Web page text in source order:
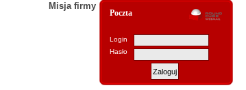
Misja firmy
Poczta
Login
Hasło